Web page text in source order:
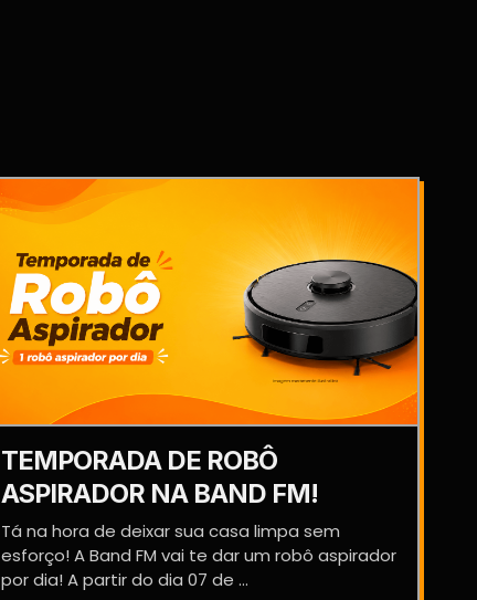
TEMPORADA DE ROBÔ
ASPIRADOR NA BAND FM!
Tá na hora de deixar sua casa limpa sem
esforço! A Band FM vai te dar um robô aspirador
por dia! A partir do dia 07 de ...